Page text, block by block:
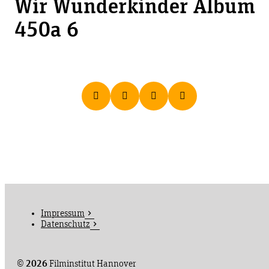
Wir Wunderkinder Album
450a 6
© 2026Filminstitut Hannover
Impressum
Datenschutz